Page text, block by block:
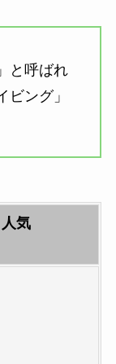
と呼ばれ
ング」
人気